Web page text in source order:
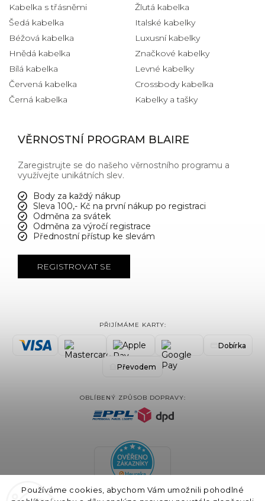
Používáme cookies, abychom Vám umožnili pohodlné
Kabelka s třásněmi
Šedá kabelka
Béžová kabelka
Hnědá kabelka
Bílá kabelka
Červená kabelka
Černá kabelka
Žlutá kabelka
Italské kabelky
Luxusní kabelky
Značkové kabelky
Levné kabelky
Crossbody kabelka
Kabelky a tašky
VĚRNOSTNÍ PROGRAM BLAIRE
Zaregistrujte se do našeho věrnostního programu a
využívejte unikátních slev.
Body za každý nákup
Sleva 100,- Kč na první nákup po registraci
Odměna za svátek
Odměna za výročí registrace
Přednostní přístup ke slevám
REGISTROVAT SE
PŘIJÍMÁME KARTY:
Dobírka
Převodem
OBLÍBENÝ ZPŮSOB DOPRAVY: